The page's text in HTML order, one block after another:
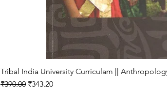
Tribal India University Curriculam ||
Regular Price
₹390.00 Sale Price
₹343.20